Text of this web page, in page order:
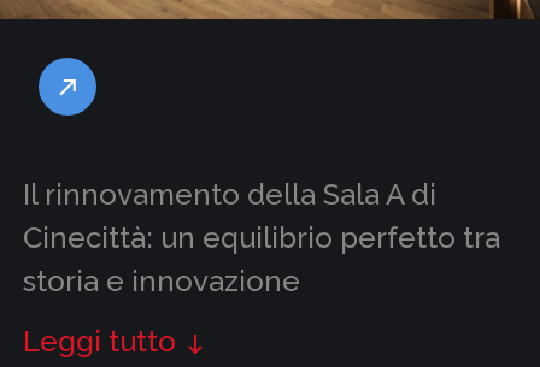
Il rinnovamento della Sala A di
Cinecittà: un equilibrio perfetto tra
storia e innovazione
Leggi tutto